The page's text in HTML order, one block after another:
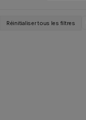
Réinitialiser tous les filtres